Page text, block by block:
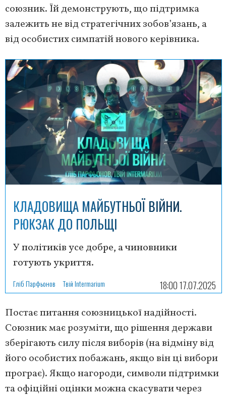
союзник. Їй демонструють, що підтримка
залежить не від стратегічних зобов’язань, а
від особистих симпатій нового керівника.
КЛАДОВИЩА МАЙБУТНЬОЇ ВІЙНИ.
РЮКЗАК ДО ПОЛЬЩІ
У політиків усе добре, а чиновники
готують укриття.
Гліб Парфьонов Твій Intermarium 18:00 17.07.2025
Постає питання союзницької надійності.
Союзник має розуміти, що рішення держави
зберігають силу після виборів (на відміну від
його особистих побажань, якщо він ці вибори
програє). Якщо нагороди, символи підтримки
та офіційні оцінки можна скасувати через